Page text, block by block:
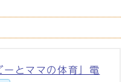
とママの体育」電